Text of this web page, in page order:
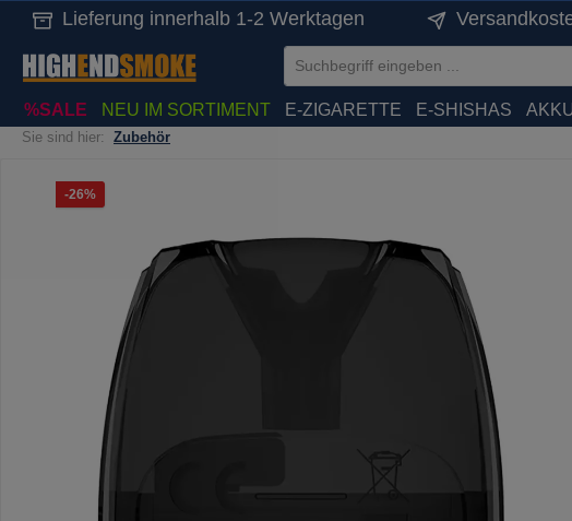
Zur Hauptnavigation springen
Lieferung innerhalb 1-2 Werktagen
%SALE NEU IM SORTIMENT E-ZIGARETTE E-SHISHAS
Sie sind hier: Zubehör
Bildergalerie überspringen
-26%Rabatt